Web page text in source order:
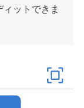
ットできま